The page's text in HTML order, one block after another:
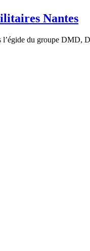
Nantes
du groupe DMD,